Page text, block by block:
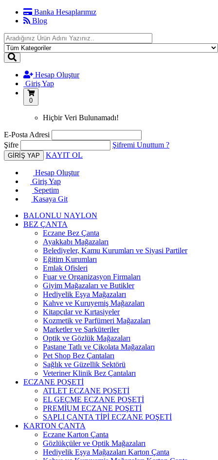
Banka Hesaplarımız
Blog
Hesap Oluştur
Giriş Yap
0
Hiçbir Veri Bulunamadı!
E-Posta Adresi
Şifre
Şifremi Unuttum ?
KAYIT OL
Hesap Oluştur
Giriş Yap
Sepetim
Kasaya Git
BALONLU NAYLON
BEZ ÇANTA
Eczane Bez Çanta
Ayakkabı Mağazaları
Belediyeler, Kamu Kurumları ve Siyasi Partiler
Eğitim Kurumları
Emlak Ofisleri
Fuar ve Organizasyon Firmaları
Giyim Mağazaları ve Butikler
Hediyelik Eşya Mağazaları
Kahve ve Kuruyemiş Mağazaları
Kitapçılar ve Kırtasiyeler
Kozmetik ve Parfümeri Mağazaları
Marketler ve Şarküteriler
Optik ve Gözlük Mağazaları
Pastane Tatlı ve Çikolata Mağazaları
Pet Shop Bez Çantaları
Sağlık ve Güzellik Sektörü
Veteriner Klinik Bez Çantaları
ECZANE POŞETİ
ATLET ECZANE POŞETİ
EL GEÇME ECZANE POŞETİ
PREMİUM ECZANE POŞETİ
SAPLI ÇANTA TİPİ ECZANE POŞETİ
KARTON ÇANTA
Eczane Karton Çanta
Gözlükçüler ve Optik Mağazaları
Hediyelik Eşya Mağazaları Karton Çanta